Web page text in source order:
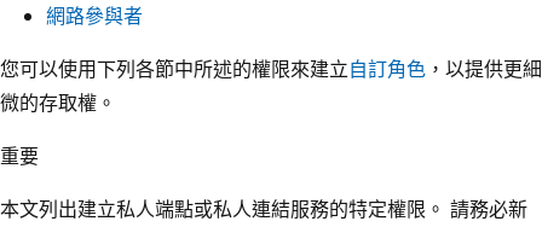
網路參與者
您可以使用下列各節中所述的權限來建立自訂角色 ，以提供更細
微的存取權。
重要
本文列出建立私人端點或私人連結服務的特定權限。 請務必新